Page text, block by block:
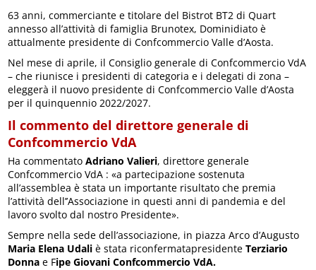
63 anni, commerciante e titolare del Bistrot BT2 di Quart
annesso all’attività di famiglia Brunotex, Dominidiato è
attualmente presidente di Confcommercio Valle d’Aosta.
Nel mese di aprile, il Consiglio generale di Confcommercio VdA
– che riunisce i presidenti di categoria e i delegati di zona –
eleggerà il nuovo presidente di Confcommercio Valle d’Aosta
per il quinquennio 2022/2027.
Il commento del direttore generale di
Confcommercio VdA
Ha commentatoAdriano Valieri, direttore generale
Confcommercio VdA : «a partecipazione sostenuta
all’assemblea è stata un importante risultato che premia
l’attività dell’’Associazione in questi anni di pandemia e del
lavoro svolto dal nostro Presidente».
Sempre nella sede dell’associazione, in piazza Arco d’Augusto
Maria Elena Udali è stata riconfermatapresidenteTerziario
Donna e Fipe Giovani Confcommercio VdA.